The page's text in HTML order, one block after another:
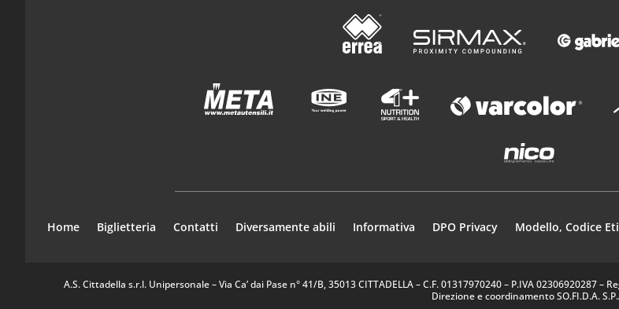
Home Biglietteria Contatti Diversamente abili Informativa DPO Privacy Modello, Codice
A.S. Cittadella s.r.l. Unipersonale – Via Ca’ dai Pase n° 41/B, 35013 CITTADELLA – C.F. 01317970240 – P.IVA 02306920287 –
Direzione e coordinamento SO.FI.D.A.